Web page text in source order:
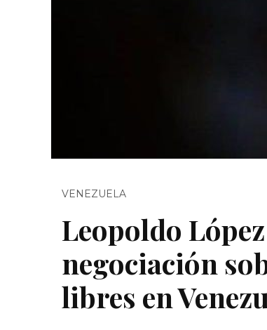
VENEZUELA
Leopoldo
negociación
libres en